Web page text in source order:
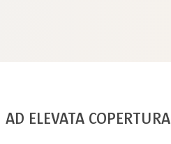
ELEVATA COPERTURA